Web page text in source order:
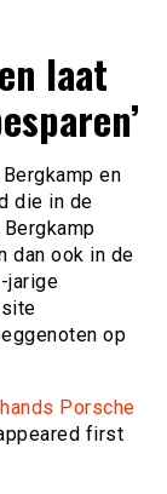
laat
en
die in de
dan ook in de
jarige
op
Porsche
first